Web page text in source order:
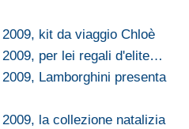
kit da viaggio Chloè
2009, per lei regali d'elite…
Lamborghini presenta
la collezione natalizia